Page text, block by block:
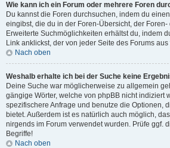
Wie kann ich ein Forum oder mehrere Foren
Du kannst die Foren durchsuchen, indem du
eingibst, die du in der Foren-Übersicht, der
Erweiterte Suchmöglichkeiten erhältst du, indem
Link anklickst, der von jeder Seite des Forums
Nach oben
Weshalb erhalte ich bei der Suche keine
Deine Suche war möglicherweise zu allgemein
gängige Wörter, welche von phpBB nicht indiziert
spezifischere Anfrage und benutze die Optionen,
bietet. Außerdem ist es natürlich auch möglich,
nirgends im Forum verwendet wurden. Prüfe ggf.
Begriffe!
Nach oben